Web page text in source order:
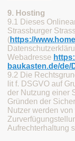
9. Hosting
9.1 Dieses
Strassburger
(https://
Webadresse
baukasten.de/
9.2 Die
lit f. DSGVO auf
der Nutzung einer
Gründen der
Nutzer werden
Aufrechterhaltung